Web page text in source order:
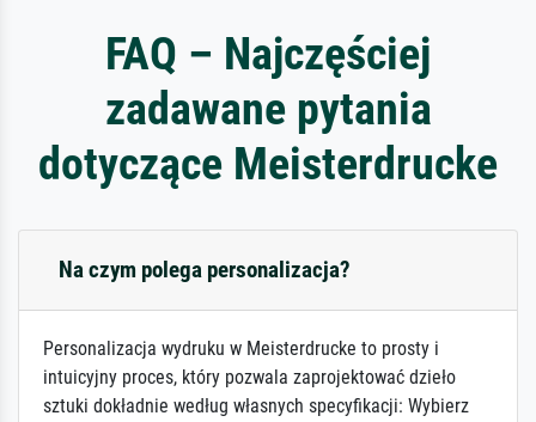
FAQ – Najczęściej
zadawane pytania
dotyczące Meisterdrucke
Na czym polega personalizacja?
Personalizacja wydruku w Meisterdrucke to prosty i
intuicyjny proces, który pozwala zaprojektować dzieło
sztuki dokładnie według własnych specyfikacji: Wybierz